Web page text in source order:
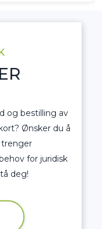
og bestilling av
Ønsker du å
trenger
for juridisk
deg!